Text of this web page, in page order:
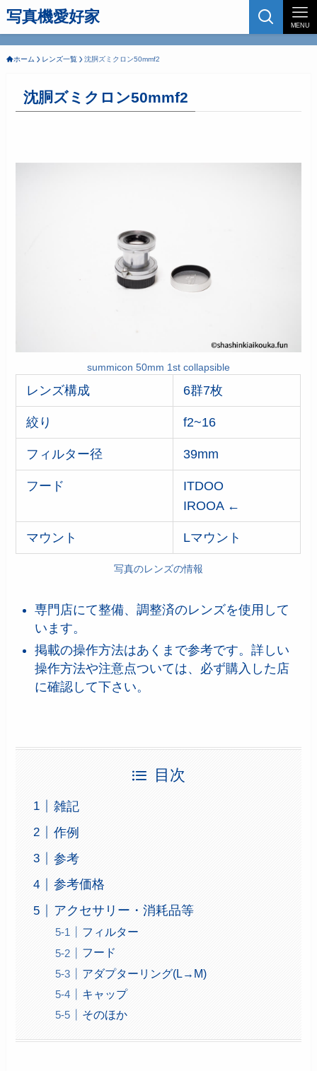
写真機愛好家 MENU
ホーム レンズ一覧 沈胴ズミクロン50mmf2
沈胴ズミクロン50mmf2
summicon 50mm 1st collapsible
レンズ構成 6群7枚
絞り f2~16
フィルター径 39mm
フード
ITDOO
IROOA ←
マウント Lマウント
写真のレンズの情報
専門店にて整備、調整済のレンズを使用して
います。
掲載の操作方法はあくまで参考です。詳しい
操作方法や注意点ついては、必ず購入した店
に確認して下さい。
目次
雑記
作例
参考
参考価格
アクセサリー・消耗品等
フィルター
フード
アダプターリング(L→M)
キャップ
そのほか